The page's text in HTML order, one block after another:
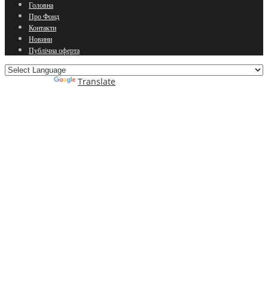
Головна
Про Фонд
Контакти
Новини
Публічна оферта
Translate